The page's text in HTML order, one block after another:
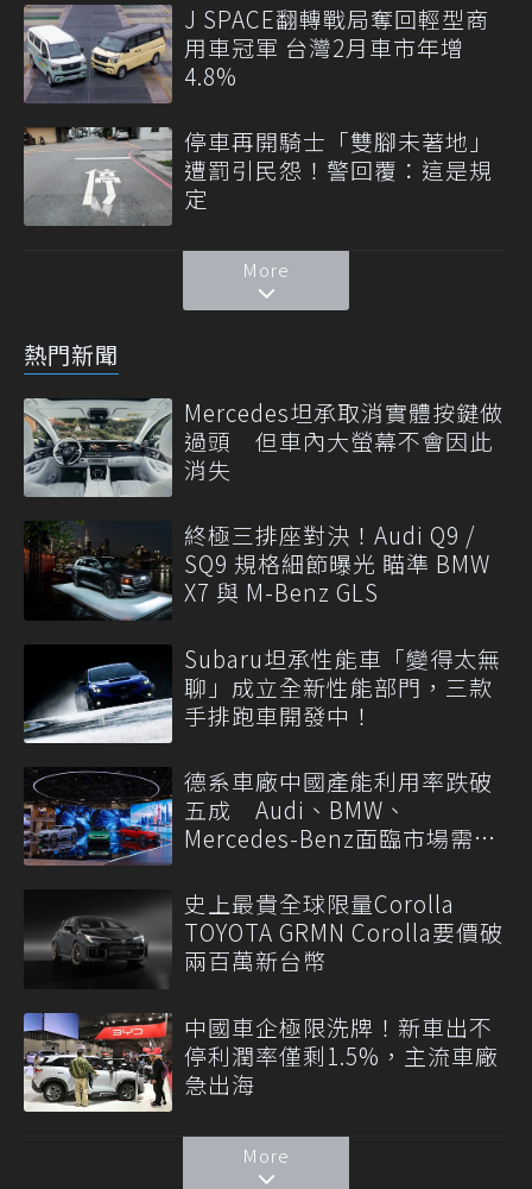
J SPACE翻轉戰局奪回輕型商
用車冠軍 台灣2月車市年增
4.8%
停車再開騎士「雙腳未著地」
遭罰引民怨！警回覆：這是規
定
More
熱門新聞
Mercedes坦承取消實體按鍵做
過頭 但車內大螢幕不會因此
消失
終極三排座對決！Audi Q9 /
SQ9 規格細節曝光 瞄準 BMW
X7 與 M-Benz GLS
Subaru坦承性能車「變得太無
聊」成立全新性能部門，三款
手排跑車開發中！
德系車廠中國產能利用率跌破
五成 Audi、BMW、
Mercedes-Benz面臨市場需求
史上最貴全球限量Corolla
TOYOTA GRMN Corolla要價破
兩百萬新台幣
中國車企極限洗牌！新車出不
停利潤率僅剩1.5%，主流車廠
急出海
More